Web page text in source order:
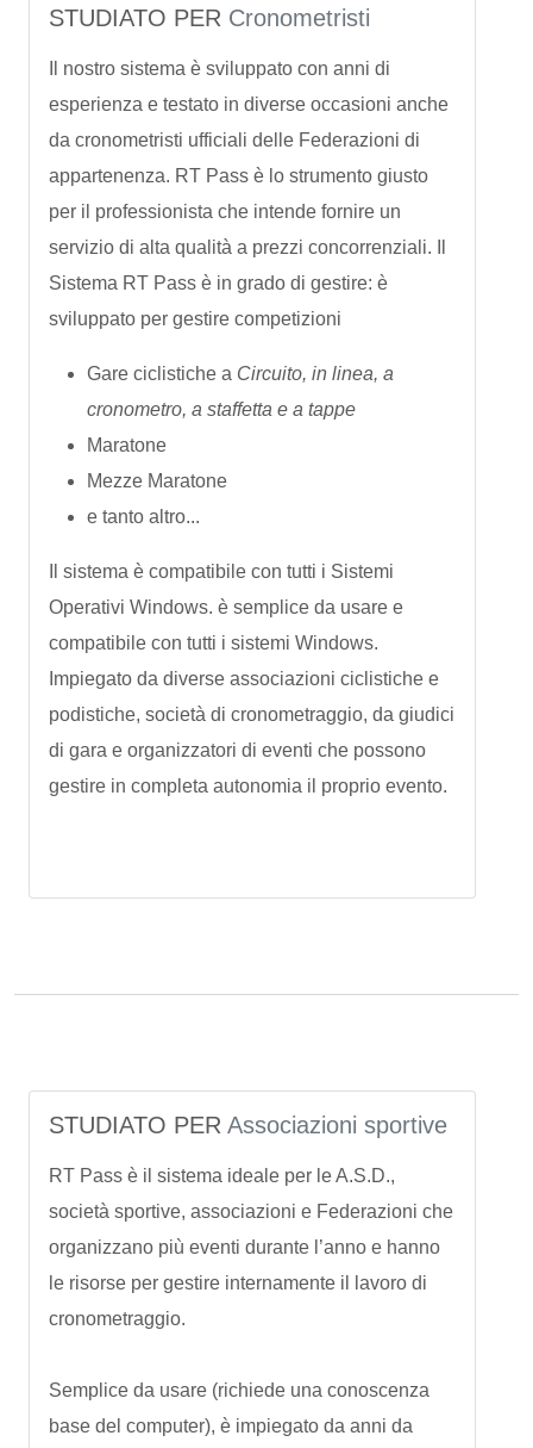
STUDIATO PER Cronometristi
Il nostro sistema è sviluppato con anni di
esperienza e testato in diverse occasioni anche
da cronometristi ufficiali delle Federazioni di
appartenenza. RT Pass è lo strumento giusto
per il professionista che intende fornire un
servizio di alta qualità a prezzi concorrenziali. Il
Sistema RT Pass è in grado di gestire: è
sviluppato per gestire competizioni
Gare ciclistiche a Circuito, in linea, a
cronometro, a staffetta e a tappe
Maratone
Mezze Maratone
e tanto altro...
Il sistema è compatibile con tutti i Sistemi
Operativi Windows. è semplice da usare e
compatibile con tutti i sistemi Windows.
Impiegato da diverse associazioni ciclistiche e
podistiche, società di cronometraggio, da giudici
di gara e organizzatori di eventi che possono
gestire in completa autonomia il proprio evento.
STUDIATO PER Associazioni sportive
RT Pass è il sistema ideale per le A.S.D.,
società sportive, associazioni e Federazioni che
organizzano più eventi durante l’anno e hanno
le risorse per gestire internamente il lavoro di
cronometraggio.
Semplice da usare (richiede una conoscenza
base del computer), è impiegato da anni da